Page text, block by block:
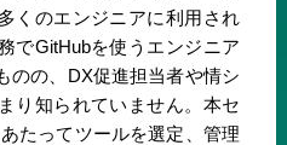
くのエンジニアに利用され
でGitHubを使うエンジニア
のの、DX促進担当者や情シ
り知られていません。本セ
たってツールを選定、管理